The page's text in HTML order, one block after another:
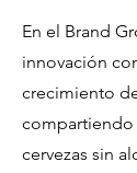
En el Brand
innovación
crecimiento
compartiendo
cervezas sin